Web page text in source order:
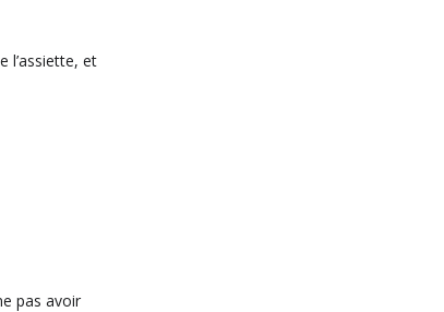
l’assiette, et
pas avoir